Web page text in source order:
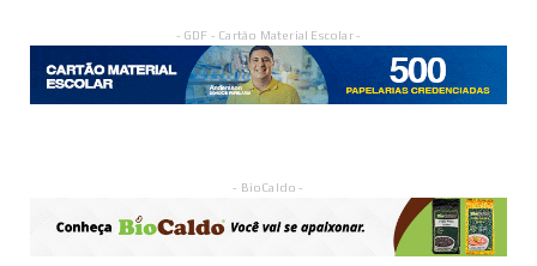
- GDF - Cartão Material Escolar -
- BioCaldo -